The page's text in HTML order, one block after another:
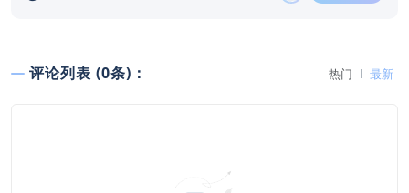
评论列表 (0条)： 热门 最新